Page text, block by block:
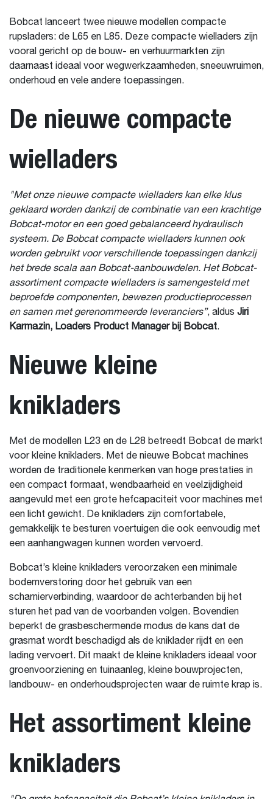
Bobcat lanceert twee nieuwe modellen compacte
rupsladers: de L65 en L85. Deze compacte wielladers zijn
vooral gericht op de bouw- en verhuurmarkten zijn
daarnaast ideaal voor wegwerkzaamheden, sneeuwruimen,
onderhoud en vele andere toepassingen.
De nieuwe compacte
wielladers
"Met onze nieuwe compacte wielladers kan elke klus
geklaard worden dankzij de combinatie van een krachtige
Bobcat-motor en een goed gebalanceerd hydraulisch
systeem. De Bobcat compacte wielladers kunnen ook
worden gebruikt voor verschillende toepassingen dankzij
het brede scala aan Bobcat-aanbouwdelen. Het Bobcat-
assortiment compacte wielladers is samengesteld met
beproefde componenten, bewezen productieprocessen
en samen met gerenommeerde leveranciers”, aldus Jiri
Karmazin, Loaders Product Manager bij Bobcat.
Nieuwe kleine
knikladers
Met de modellen L23 en de L28 betreedt Bobcat de markt
voor kleine knikladers. Met de nieuwe Bobcat machines
worden de traditionele kenmerken van hoge prestaties in
een compact formaat, wendbaarheid en veelzijdigheid
aangevuld met een grote hefcapaciteit voor machines met
een licht gewicht. De knikladers zijn comfortabele,
gemakkelijk te besturen voertuigen die ook eenvoudig met
een aanhangwagen kunnen worden vervoerd.
Bobcat’s kleine knikladers veroorzaken een minimale
bodemverstoring door het gebruik van een
scharnierverbinding, waardoor de achterbanden bij het
sturen het pad van de voorbanden volgen. Bovendien
beperkt de grasbeschermende modus de kans dat de
grasmat wordt beschadigd als de kniklader rijdt en een
lading vervoert. Dit maakt de kleine knikladers ideaal voor
groenvoorziening en tuinaanleg, kleine bouwprojecten,
landbouw- en onderhoudsprojecten waar de ruimte krap is.
Het assortiment kleine
knikladers